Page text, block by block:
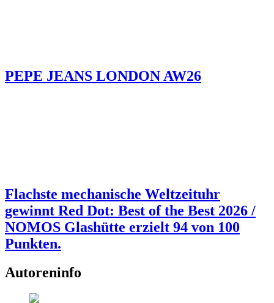
PEPE JEANS LONDON AW26
Flachste mechanische Weltzeituhr
gewinnt Red Dot: Best of the Best 2026 /
NOMOS Glashütte erzielt 94 von 100
Punkten.
Autoreninfo